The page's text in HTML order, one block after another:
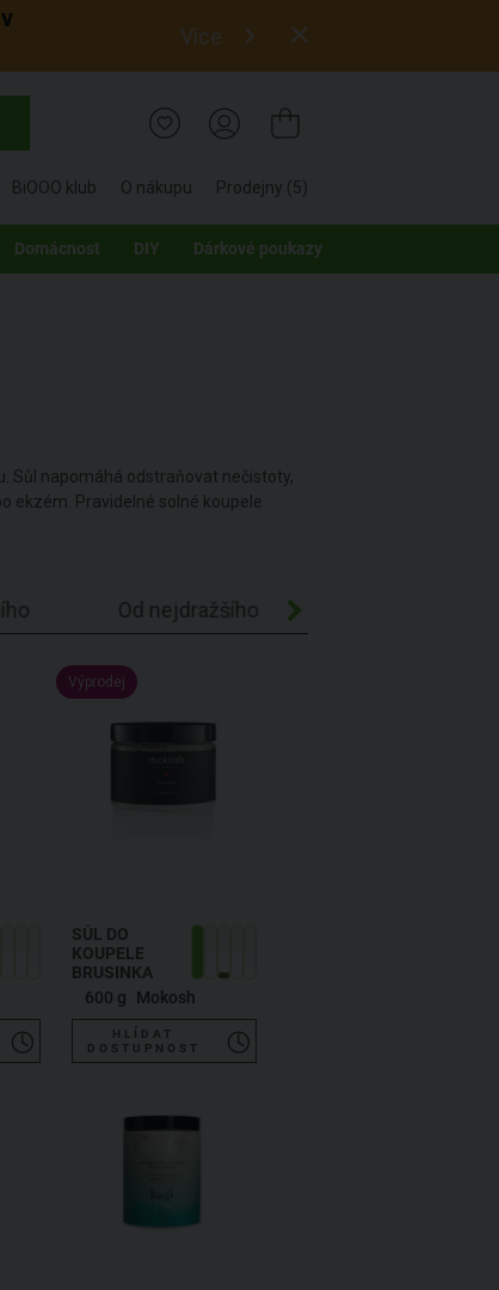
Více
BiOOO klub O nákupu Prodejny (5)
Domácnost DIY Dárkové poukazy
Sůl napomáhá odstraňovat nečistoty,
ekzém. Pravidelné solné koupele
Od nejdražšího
Výprodej
SŮL DO
KOUPELE
BRUSINKA
600 g
Mokosh
HLÍDAT
DOSTUPNOST